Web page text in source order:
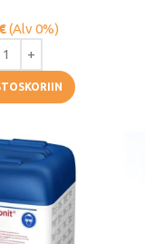
€(Alv 0%)